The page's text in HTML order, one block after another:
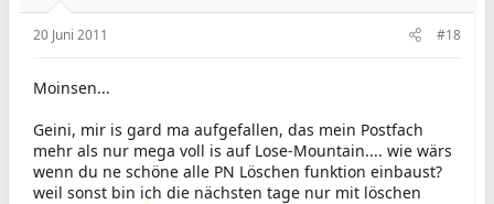
20 Juni 2011 #18
Moinsen...
Geini, mir is gard ma aufgefallen, das mein Postfach
mehr als nur mega voll is auf Lose-Mountain.... wie wärs
wenn du ne schöne alle PN Löschen funktion einbaust?
weil sonst bin ich die nächsten tage nur mit löschen